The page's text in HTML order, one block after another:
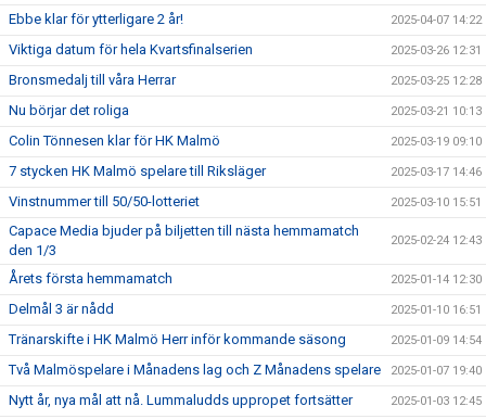
Ebbe klar för ytterligare 2 år! 2025-04-07 14:22
Viktiga datum för hela Kvartsfinalserien 2025-03-26 12:31
Bronsmedalj till våra Herrar 2025-03-25 12:28
Nu börjar det roliga 2025-03-21 10:13
Colin Tönnesen klar för HK Malmö 2025-03-19 09:10
7 stycken HK Malmö spelare till Riksläger 2025-03-17 14:46
Vinstnummer till 50/50-lotteriet 2025-03-10 15:51
Capace Media bjuder på biljetten till nästa hemmamatch
den 1/3
2025-02-24 12:43
Årets första hemmamatch 2025-01-14 12:30
Delmål 3 är nådd 2025-01-10 16:51
Tränarskifte i HK Malmö Herr inför kommande säsong 2025-01-09 14:54
Två Malmöspelare i Månadens lag och Z Månadens spelare 2025-01-07 19:40
Nytt år, nya mål att nå. Lummaludds uppropet fortsätter 2025-01-03 12:45